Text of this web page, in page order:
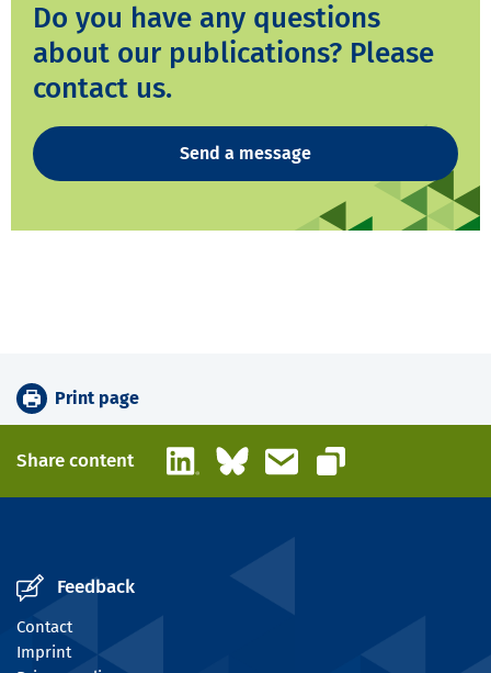
Do you have any questions
about our publications? Please
contact us.
Send a message
Print page
Share content LinkedInBlueskyEmail
Copy link
Feedback
Contact
Imprint